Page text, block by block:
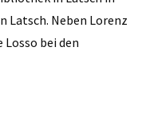
Latsch. Neben Lorenz
bei den